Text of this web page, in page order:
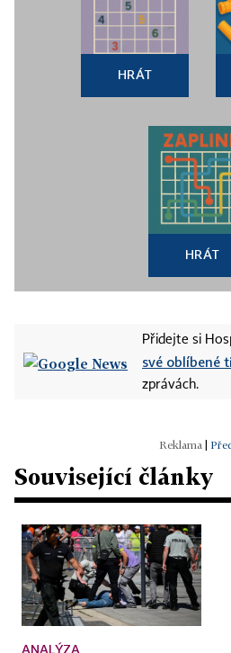
HRÁT
HRÁT
Přidejte si
své oblíbené
zprávách.
Související články
ANALÝZA